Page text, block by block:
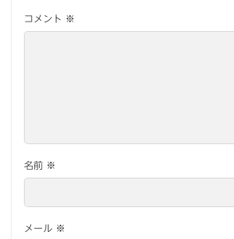
コメント ※
名前 ※
メール ※